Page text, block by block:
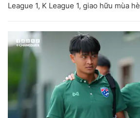
League 1, K League 1, giao hữu mùa hè